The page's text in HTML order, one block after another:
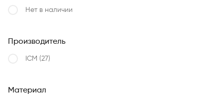
Нет в наличии
Производитель
ICM (27)
Материал